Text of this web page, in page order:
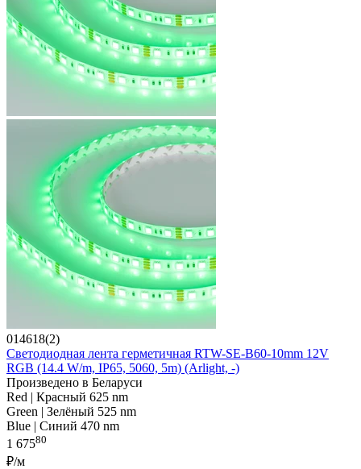
014618(2)
Светодиодная лента герметичная RTW-SE-B60-10mm 12V
RGB (14.4 W/m, IP65, 5060, 5m) (Arlight, -)
Произведено в Беларуси
Red | Красный 625 nm
Green | Зелёный 525 nm
Blue | Синий 470 nm
1 67580
₽/м